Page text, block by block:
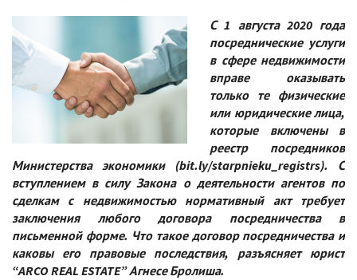
С 1 августа 2020 года
посреднические услуги
в сфере недвижимости
вправе оказывать
только те физические
или юридические лица,
которые включены в
реестр посредников
Министерства экономики (bit.ly/starpnieku_registrs). С
вступлением в силу Закона о деятельности агентов по
сделкам с недвижимостью нормативный акт требует
заключения любого договора посредничества в
письменной форме. Что такое договор посредничества и
каковы его правовые последствия, разъясняет юрист
“ARCO REAL ESTATE” Агнесе Бролиша.